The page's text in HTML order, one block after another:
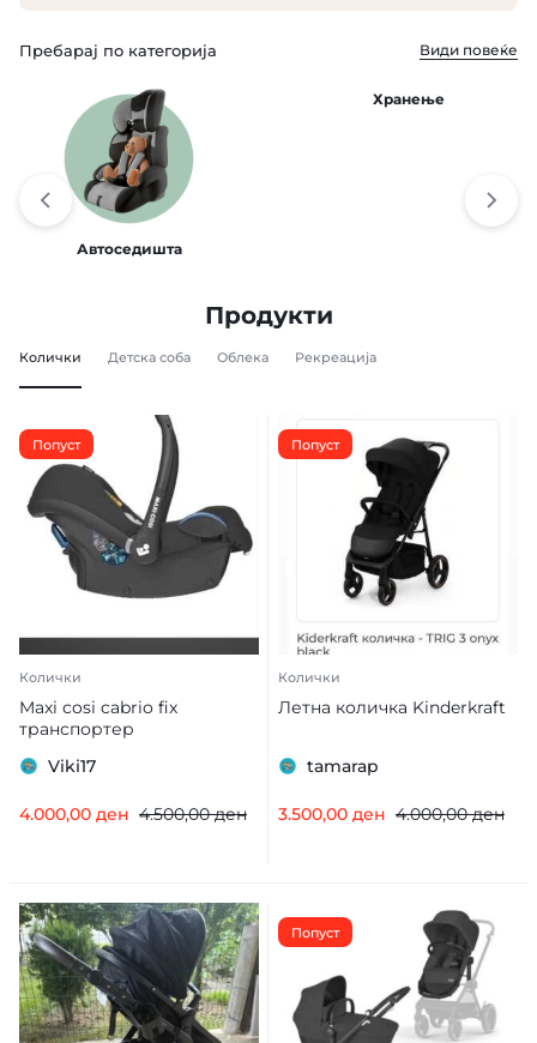
Пребарај по категорија Види повеќе
Автоседишта
Хранење
Продукти
Колички Детска соба Облека Рекреација
Попуст
Колички
Maxi cosi cabrio fix
транспортер
Viki17
4.500,00ден
4.000,00 ден
Попуст
Колички
Летна количка Kinderkraft
tamarap
4.000,00ден
3.500,00 ден
Попуст